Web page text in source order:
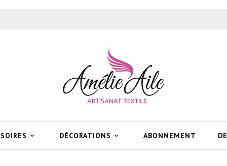
 
DÉCORATIONS ABONNEMENT